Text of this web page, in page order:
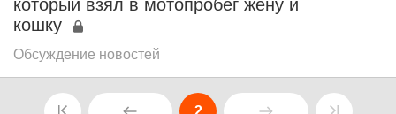
который взял в мотопробег жену и
кошку
Обсуждение новостей
2